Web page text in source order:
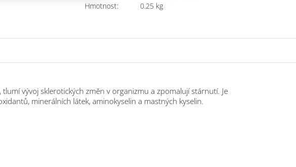
Hmotnost: 0.25 kg
vývoj sklerotických změn v organizmu a zpomalují stárnutí. Je
minerálních látek, aminokyselin a mastných kyselin.